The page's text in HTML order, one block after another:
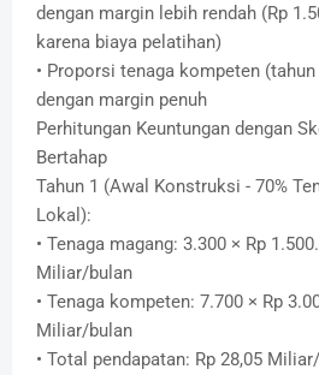
dengan margin lebih rendah (Rp
karena biaya pelatihan)
• Proporsi tenaga kompeten
dengan margin penuh
Perhitungan Keuntungan dengan
Bertahap
Tahun 1 (Awal Konstruksi - 70%
Lokal):
• Tenaga magang: 3.300 × Rp
Miliar/bulan
• Tenaga kompeten: 7.700 × Rp
Miliar/bulan
• Total pendapatan: Rp 28,05